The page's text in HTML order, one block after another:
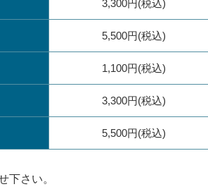
3,300円(税込)
5,500円(税込)
1,100円(税込)
3,300円(税込)
5,500円(税込)
下さい。